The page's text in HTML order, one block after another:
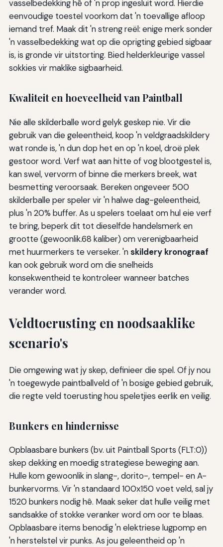
vasselbedekking hê of 'n prop ingesluit word. Hierdie
eenvoudige toestel voorkom dat 'n toevallige afloop
iemand tref. Maak dit 'n streng reël: enige merk sonder
'n vasselbedekking wat op die oprigting gebied sigbaar
is, is gronde vir uitstorting. Bied helderkleurige vassel
sokkies vir maklike sigbaarheid.
Kwaliteit en hoeveelheid van Paintball
Nie alle skilderballe word gelyk geskep nie. Vir die
gebruik van die geleentheid, koop 'n veldgraadskildery
wat ronde is, 'n dun dop het en op 'n koel, droë plek
gestoor word. Verf wat aan hitte of vog blootgestel is,
kan swel, vervorm of binne die merkers breek, wat
besmetting veroorsaak. Bereken ongeveer 500
skilderballe per speler vir 'n halwe dag-geleentheid,
plus 'n 20% buffer. As u spelers toelaat om hul eie verf
te bring, beperk dit tot dieselfde handelsmerk en
grootte (gewoonlik.68 kaliber) om verenigbaarheid
met huurmerkers te verseker. 'nskildery kronograaf
kan ook gebruik word om die snelheids
konsekwentheid te kontroleer wanneer batches
verander word.
Veldtoerusting en noodsaaklike
scenario's
Die omgewing wat jy skep, definieer die spel. Of jy nou
'n toegewyde paintballveld of 'n bosige gebied gebruik,
die regte veld toerusting hou speletjies eerlik en veilig.
Bunkers en hindernisse
Opblaasbare bunkers (bv. uit Paintball Sports (FLT:0))
skep dekking en moedig strategiese beweging aan.
Hulle kom gewoonlik in slang-, dorito-, tempel- en A-
bunkervorms. Vir 'n standaard 100x150 voet veld, sal jy
1520 bunkers nodig hê. Maak seker dat hulle veilig met
sandsakke of stokke veranker word om oor te blaas.
Opblaasbare items benodig 'n elektriese lugpomp en
'n herstelstel vir punks. As jou geleentheid op 'n